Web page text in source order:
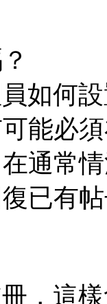
如何設
能必
通常
已有
，這